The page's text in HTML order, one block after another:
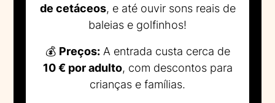
de cetáceos, e até ouvir sons reais de
baleias e golfinhos!
💰 Preços:A entrada custa cerca de
10 € por adulto, com descontos para
crianças e famílias.